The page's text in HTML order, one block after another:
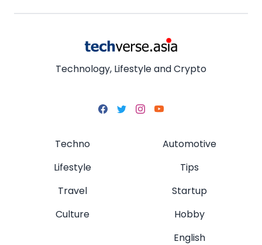
Technology, Lifestyle and Crypto
Techno
Lifestyle
Travel
Culture
Automotive
Tips
Startup
Hobby
English